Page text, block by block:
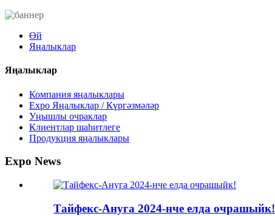
Өй
Яңалыклар
Яңалыклар
Компания яңалыклары
Expo Яңалыклар / Күргәзмәләр
Уңышлы очраклар
Клиентлар шаһитлеге
Продукция яңалыклары
Expo News
Тайфекс-Ануга 2024-нче елда очрашыйк!